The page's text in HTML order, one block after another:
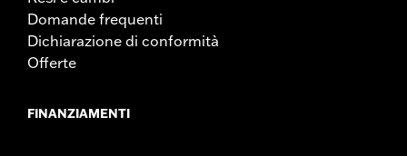
Domande frequenti
Dichiarazione di conformità
Offerte
FINANZIAMENTI